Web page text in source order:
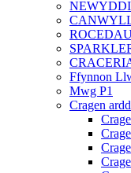
Ffynnon
Mwg P1
Cragen